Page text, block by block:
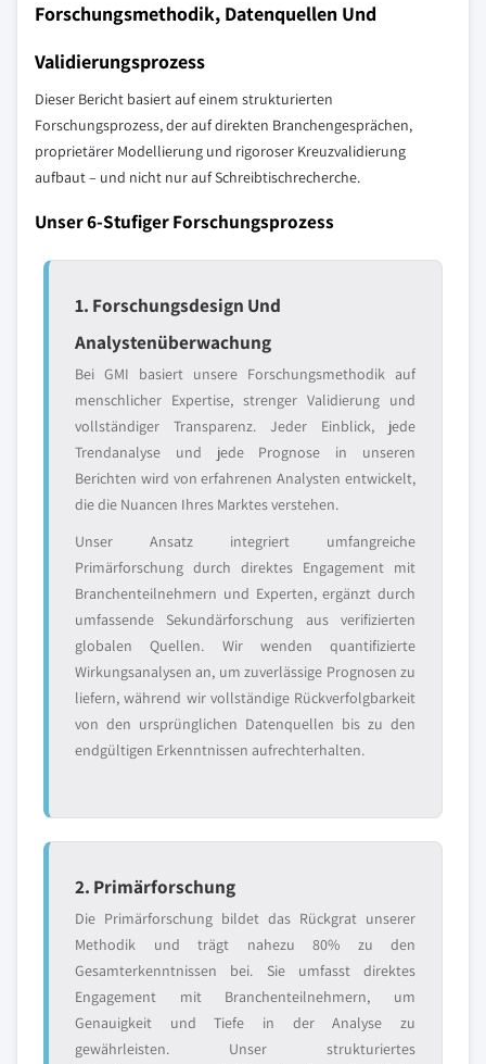
Forschungsmethodik, Datenquellen Und
Validierungsprozess
Dieser Bericht basiert auf einem strukturierten
Forschungsprozess, der auf direkten Branchengesprächen,
proprietärer Modellierung und rigoroser Kreuzvalidierung
aufbaut – und nicht nur auf Schreibtischrecherche.
Unser 6-Stufiger Forschungsprozess
1. Forschungsdesign Und
Analystenüberwachung
Bei GMI basiert unsere Forschungsmethodik auf
menschlicher Expertise, strenger Validierung und
vollständiger Transparenz. Jeder Einblick, jede
Trendanalyse und jede Prognose in unseren
Berichten wird von erfahrenen Analysten entwickelt,
die die Nuancen Ihres Marktes verstehen.
Unser Ansatz integriert umfangreiche
Primärforschung durch direktes Engagement mit
Branchenteilnehmern und Experten, ergänzt durch
umfassende Sekundärforschung aus verifizierten
globalen Quellen. Wir wenden quantifizierte
Wirkungsanalysen an, um zuverlässige Prognosen zu
liefern, während wir vollständige Rückverfolgbarkeit
von den ursprünglichen Datenquellen bis zu den
endgültigen Erkenntnissen aufrechterhalten.
2. Primärforschung
Die Primärforschung bildet das Rückgrat unserer
Methodik und trägt nahezu 80% zu den
Gesamterkenntnissen bei. Sie umfasst direktes
Engagement mit Branchenteilnehmern, um
Genauigkeit und Tiefe in der Analyse zu
gewährleisten. Unser strukturiertes